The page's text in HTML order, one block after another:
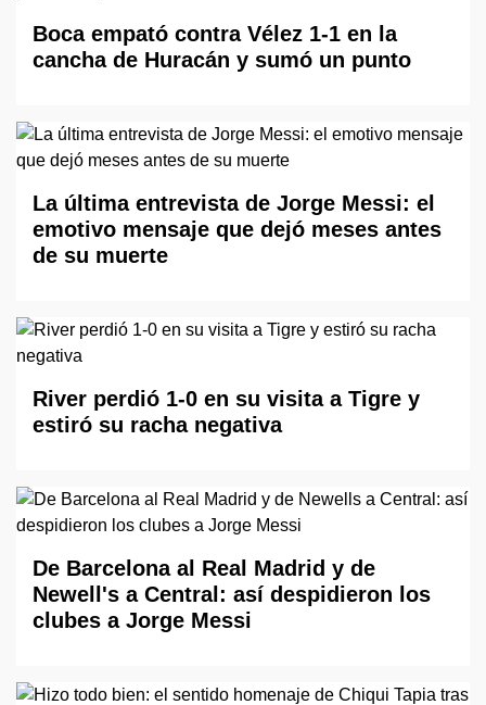
Boca empató contra Vélez 1-1 en la
cancha de Huracán y sumó un punto
La última entrevista de Jorge Messi: el
emotivo mensaje que dejó meses antes
de su muerte
River perdió 1-0 en su visita a Tigre y
estiró su racha negativa
De Barcelona al Real Madrid y de
Newell's a Central: así despidieron los
clubes a Jorge Messi